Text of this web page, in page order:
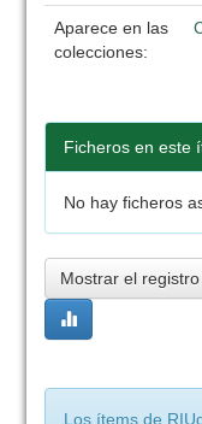
Aparece en las
colecciones:
Ficheros en este
No hay ficheros
Mostrar el
Los ítems de